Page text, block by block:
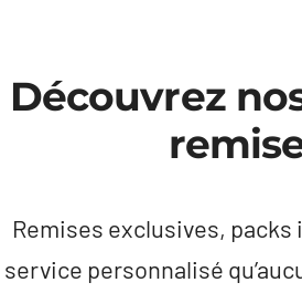
Découvrez
Remises exclusives,
service personnalisé